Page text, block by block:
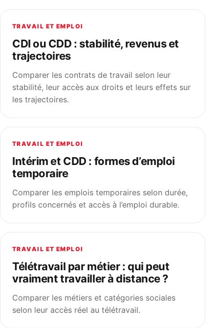
TRAVAIL ET EMPLOI
CDI ou CDD : stabilité, revenus et
trajectoires
Comparer les contrats de travail selon leur
stabilité, leur accès aux droits et leurs effets sur
les trajectoires.
TRAVAIL ET EMPLOI
Intérim et CDD : formes d’emploi
temporaire
Comparer les emplois temporaires selon durée,
profils concernés et accès à l’emploi durable.
TRAVAIL ET EMPLOI
Télétravail par métier : qui peut
vraiment travailler à distance ?
Comparer les métiers et catégories sociales
selon leur accès réel au télétravail.